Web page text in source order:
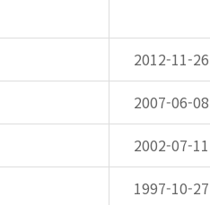
2012-11-26
2007-06-08
2002-07-11
1997-10-27